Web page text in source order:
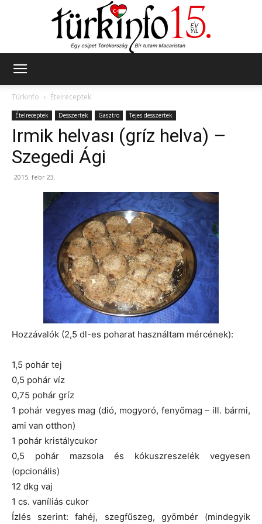
Türkinfo
Ételreceptek
Ételreceptek Desszertek Gasztro Tejes desszertek
Irmik helvası (gríz helva) –
Szegedi Ági
2015. febr 23.
Hozzávalók (2,5 dl-es poharat használtam mércének):
1,5 pohár tej
0,5 pohár víz
0,75 pohár gríz
1 pohár vegyes mag (dió, mogyoró, fenyőmag – ill. bármi,
ami van otthon)
1 pohár kristálycukor
0,5 pohár mazsola és kókuszreszelék vegyesen
(opcionális)
12 dkg vaj
1 cs. vaníliás cukor
Ízlés szerint: fahéj, szegfűszeg, gyömbér (mindegyik